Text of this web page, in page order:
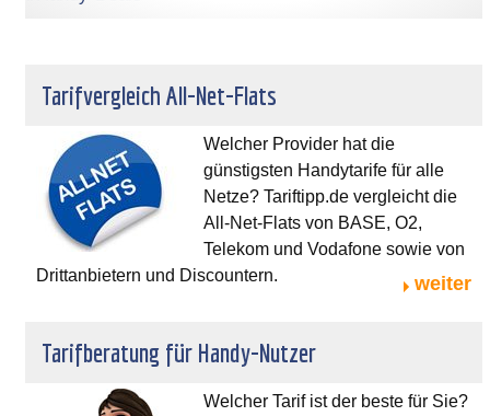
Tarifvergleich All-Net-Flats
Welcher Provider hat die
günstigsten Handytarife für alle
Netze? Tariftipp.de vergleicht die
All-Net-Flats von BASE, O2,
Telekom und Vodafone sowie von
Drittanbietern und Discountern.
weiter
Tarifberatung für Handy-Nutzer
Welcher Tarif ist der beste für Sie?